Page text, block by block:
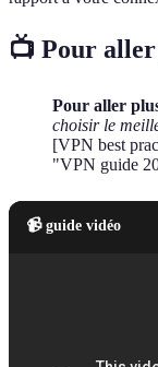
📺 Pour
Pour aller
choisir le
[VPN best
"VPN guide
📹 guide vidéo